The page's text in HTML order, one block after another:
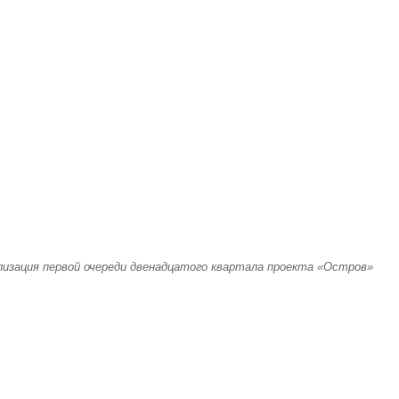
первой очереди двенадцатого квартала проекта «Остров»